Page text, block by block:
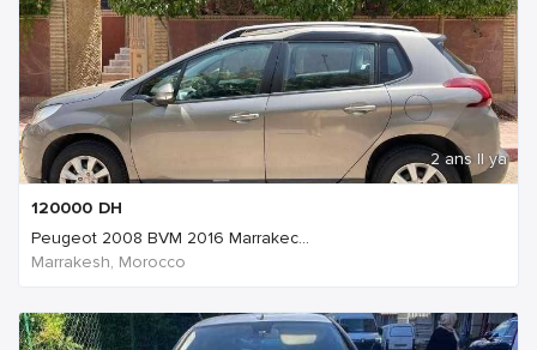
2 ans Il ya
120000 DH
Peugeot 2008 BVM 2016 Marrakec...
Marrakesh, Morocco